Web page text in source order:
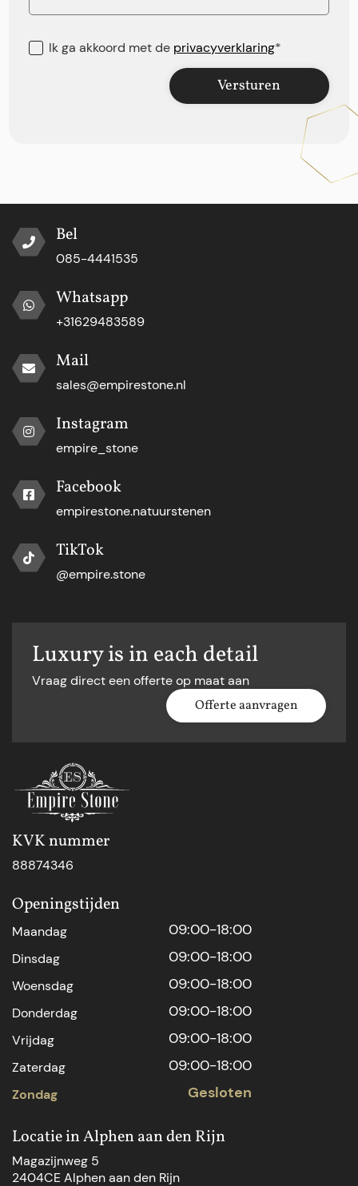
Ik ga akkoord met de privacyverklaring*
Versturen
Bel
085-4441535
Whatsapp
+31629483589
Mail
sales@empirestone.nl
Instagram
empire_stone
Facebook
empirestone.natuurstenen
TikTok
@empire.stone
Luxury is in each detail
Vraag direct een offerte op maat aan
Offerte aanvragen
KVK nummer
88874346
Openingstijden
Maandag 09:00-18:00
Dinsdag 09:00-18:00
Woensdag 09:00-18:00
Donderdag 09:00-18:00
Vrijdag 09:00-18:00
Zaterdag 09:00-18:00
Zondag Gesloten
Locatie in Alphen aan den Rijn
Magazijnweg 5
2404CE Alphen aan den Rijn